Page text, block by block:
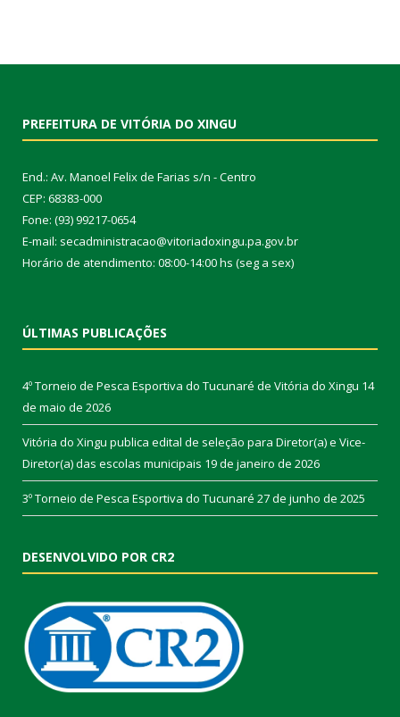
PREFEITURA DE VITÓRIA DO XINGU
End.: Av. Manoel Felix de Farias s/n - Centro
CEP: 68383-000
Fone: (93) 99217-0654
E-mail: secadministracao@vitoriadoxingu.pa.gov.br
Horário de atendimento: 08:00-14:00 hs (seg a sex)
ÚLTIMAS PUBLICAÇÕES
4º Torneio de Pesca Esportiva do Tucunaré de Vitória do Xingu 14
de maio de 2026
Vitória do Xingu publica edital de seleção para Diretor(a) e Vice-
Diretor(a) das escolas municipais 19 de janeiro de 2026
3º Torneio de Pesca Esportiva do Tucunaré 27 de junho de 2025
DESENVOLVIDO POR CR2